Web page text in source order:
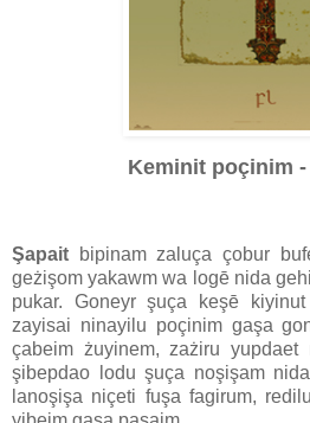
Keminit poçinim
Şapait bipinam zaluça çobur
geżişom yakawm wa logē nida
pukar. Goneyr şuça keşē
zayisai ninayilu poçinim gaşa
çabeim żuyinem, zażiru yupdaet
şibepdao lodu şuça noşişam
lanoşişa niçeti fuşa fagirum,